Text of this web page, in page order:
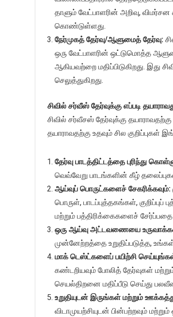
தாளும் வேட்பாளரின் அறிவு,
கொண்டுள்ளது.
நேர்முகத் தேர்வு/ஆளுமைத் தேர்வு:
ஒரு வேட்பாளரின் ஒட்டுமொத்த
ஆகியவற்றை மதிப்பிடுகிறது. இது
செலுத்துகிறது.
சிவில் சர்வீஸ் தேர்வுக்கு எப்படி
சிவில் சர்வீசஸ் தேர்வுக்கு
தயாராவதற்கு உதவும் சில குறிப்புகள்
தேர்வு பாடத்திட்டத்தை புரிந்து
வெவ்வேறு பாடங்களின் கீழ்
ஆய்வுப் பொருட்களைச் சேகரிக்கவும்:
பொருள், பாடப்புத்தகங்கள்,
மற்றும் பத்திரிக்கைகளைச் சேர்ப்பதை
ஒரு ஆய்வு அட்டவணையை
முன்னேற்றத்தை உறுதிப்படுத்த,
மாக் டெஸ்ட்களைப் பயிற்சி
கண்டறியவும் போலித் தேர்வுகள்
செயல்திறனை மதிப்பீடு செய்து
உறுதியுடன் இருங்கள் மற்றும்
விடாமுயற்சியுடன் பின்பற்றவும்